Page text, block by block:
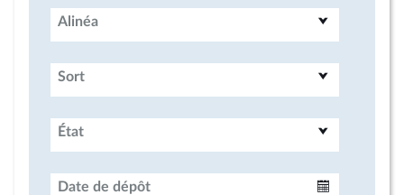
Alinéa
Sort
État
Date de dépôt